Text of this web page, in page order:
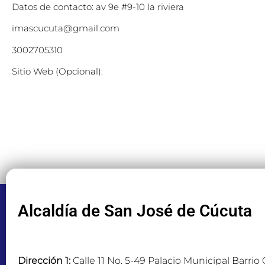
Datos de contacto: av 9e #9-10 la riviera
imascucuta@gmail.com
3002705310
Sitio Web (Opcional):
Alcaldía de San José de Cúcuta
Dirección 1: Calle 11 No. 5-49 Palacio Municipal Barrio